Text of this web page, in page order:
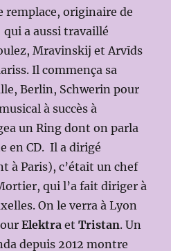
remplace, originaire de
a aussi travaillé
Mravinskij et Arvīds
Il commença sa
Berlin, Schwerin pour
à succès à
un Ring dont on parla
en CD. Il a dirigé
à Paris), c’était un chef
qui l’a fait diriger à
On le verra à Lyon
Elektra etTristan. Un
depuis 2012 montre